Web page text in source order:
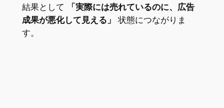
結果として
「実際には売れているのに、広告
成果が悪化して見える」
状態につながりま
す。